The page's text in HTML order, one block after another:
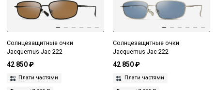
Солнцезащитные очки
Jacquemus Jac 222
42 850 ₽
Плати частями
Солнцезащитные очки
Jacquemus Jac 222
42 850 ₽
Плати частями